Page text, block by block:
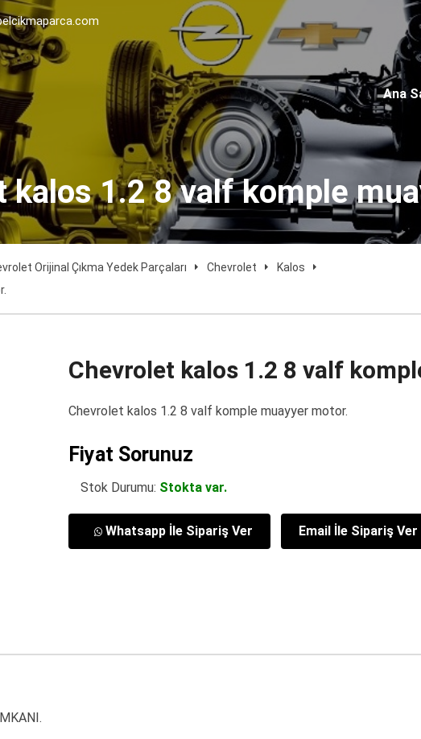
Ana
kalos 1.2 8 valf komple
Orijinal Çıkma Yedek Parçaları Chevrolet
Kalos
Chevrolet kalos 1.2 8 valf
Chevrolet kalos 1.2 8 valf komple muayyer motor.
Fiyat Sorunuz
Stok Durumu: Stokta var.
Whatsapp İle Sipariş Ver Email İle Sipariş Ver